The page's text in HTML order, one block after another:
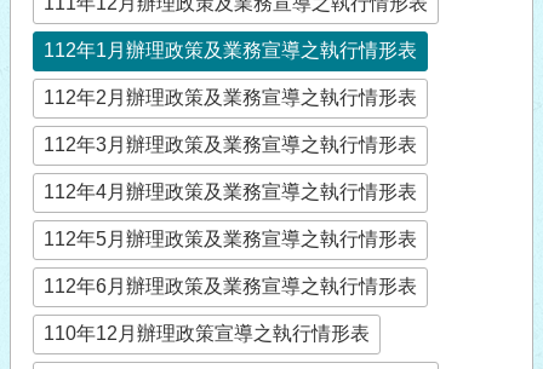
112年1月辦理政策及業務宣導之執行情形表
112年2月辦理政策及業務宣導之執行情形表
112年3月辦理政策及業務宣導之執行情形表
112年4月辦理政策及業務宣導之執行情形表
112年5月辦理政策及業務宣導之執行情形表
112年6月辦理政策及業務宣導之執行情形表
110年12月辦理政策宣導之執行情形表